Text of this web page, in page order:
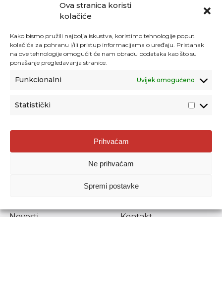
Ova stranica koristi
kolačiće
Kako bismo pružili najbolja iskustva, koristimo tehnologije poput
kolačića za pohranu i/ili pristup informacijama o uređaju. Pristanak
na ove tehnologije omogućit će nam obradu podataka kao što su
ponašanje pregledavanja stranice.
Funkcionalni Uvijek omogućeno
Statistički
Prihvaćam
Ne prihvaćam
Spremi postavke
Agencija za odgoj i obrazovanje
Donje Svetice 38, 10000 Zagreb
1778129
Prenošenje sadržaja dopušteno je uz navođenje izvora.
Novosti
Kontakt